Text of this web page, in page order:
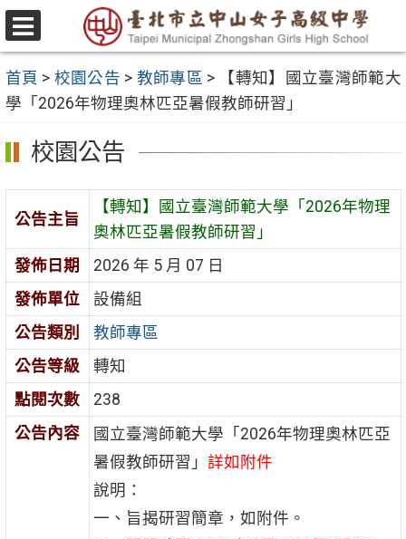
跳
至
要
內
容
區
選
單
首頁 > 校園公告 > 教師專區 >
【轉知】國立臺灣師範大
學「2026年物理奧林匹亞暑假教師研習」
校園公告
公告主旨
【轉知】國立臺灣師範大學「2026年物理
奧林匹亞暑假教師研習」
發佈日期
2026 年 5 月 07 日
發佈單位
設備組
公告類別
教師專區
公告等級
轉知
點閱次數
238
公告內容
國立臺灣師範大學「2026年物理奧林匹亞
暑假教師研習」 詳如附件
說明：
一、旨揭研習簡章，如附件。